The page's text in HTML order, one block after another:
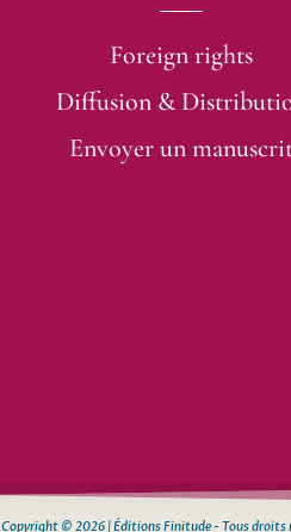
Foreign rights
Diffusion &
Envoyer un
Copyright © 2026 | Éditions Finitude - Tous droits